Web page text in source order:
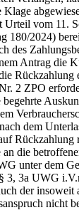
Klage
Urteil vom 11.
180/2024)
des
Antrag die
Rückzahlung
2 ZPO
dem
Rückzahlung
die
unter dem
3, 3a UWG
der insoweit
nicht